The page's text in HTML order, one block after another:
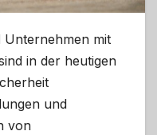
Unternehmen mit
in der heutigen
und
von